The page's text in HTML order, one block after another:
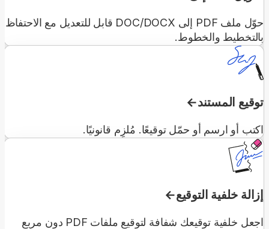
حوّل ملف PDF إلى DOC/DOCX قابل للتعديل مع الاحتفاظ
بالتخطيط والخطوط.
توقيع المستند
اكتب أو ارسم أو حمّل توقيعًا. مُلزِم قانونيًا.
إزالة خلفية التوقيع
اجعل خلفية توقيعك شفافة لتوقيع ملفات PDF دون مربع